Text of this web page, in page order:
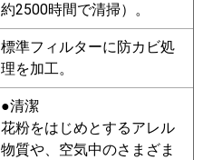
約2500時間で清掃）。
標準フィルターに防カビ処
理を加工。
●清潔
花粉をはじめとするアレル
物質や、空気中のさまざま